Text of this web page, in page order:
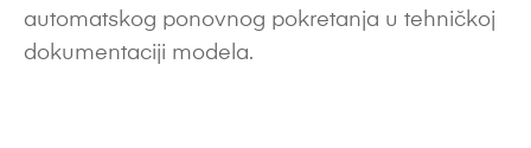
automatskog ponovnog pokretanja u tehničkoj
dokumentaciji modela.